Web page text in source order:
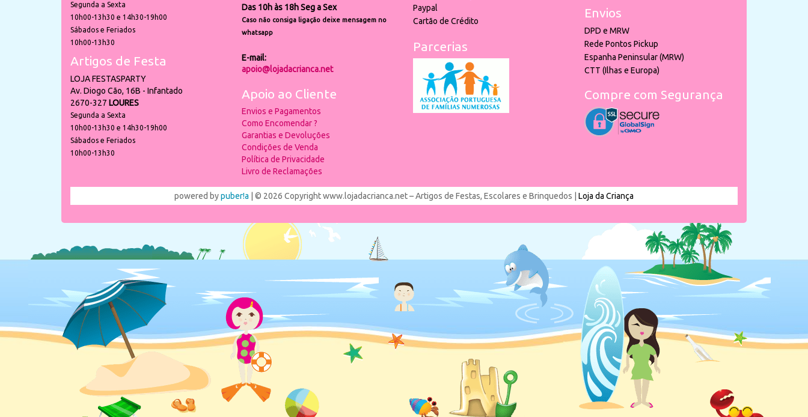
Segunda a Sexta
10h00-13h30 e 14h30-19h00
Sábados e Feriados
10h00-13h30
Artigos de Festa
LOJA FESTASPARTY
Av. Diogo Cão, 16B - Infantado
2670-327 LOURES
Segunda a Sexta
10h00-13h30 e 14h30-19h00
Sábados e Feriados
10h00-13h30
Das 10h às 18h Seg a Sex
Caso não consiga ligação deixe mensagem no
whatsapp
E-mail:
apoio@lojadacrianca.net
Apoio ao Cliente
Envios e Pagamentos
Como Encomendar ?
Garantias e Devoluções
Condições de Venda
Política de Privacidade
Livro de Reclamações
Paypal
Cartão de Crédito
Parcerias
Envios
DPD e MRW
Rede Pontos Pickup
Espanha Peninsular (MRW)
CTT (Ilhas e Europa)
Compre com Segurança
powered bypuber!a | © 2026 Copyright www.lojadacrianca.net – Artigos de Festas, Escolares e Brinquedos | Loja da Criança